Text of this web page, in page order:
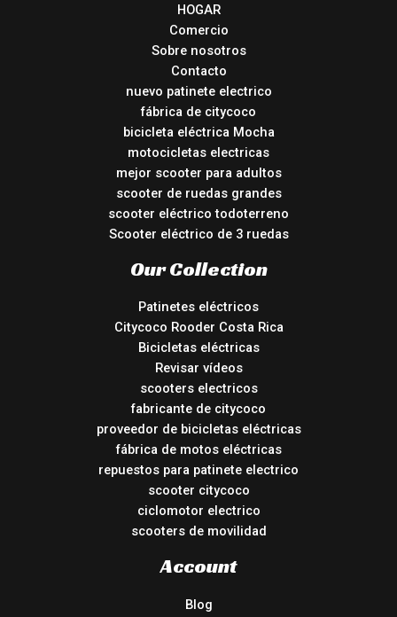
HOGAR
Comercio
Sobre nosotros
Contacto
nuevo patinete electrico
fábrica de citycoco
bicicleta eléctrica Mocha
motocicletas electricas
mejor scooter para adultos
scooter de ruedas grandes
scooter eléctrico todoterreno
Scooter eléctrico de 3 ruedas
Our Collection
Patinetes eléctricos
Citycoco Rooder Costa Rica
Bicicletas eléctricas
Revisar vídeos
scooters electricos
fabricante de citycoco
proveedor de bicicletas eléctricas
fábrica de motos eléctricas
repuestos para patinete electrico
scooter citycoco
ciclomotor electrico
scooters de movilidad
Account
Blog